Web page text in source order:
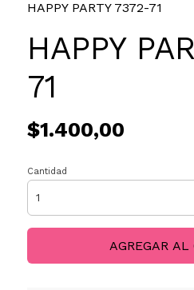
HAPPY PARTY 7372-71
HAPPY
71
$1.400,00
Cantidad
AGREGAR AL